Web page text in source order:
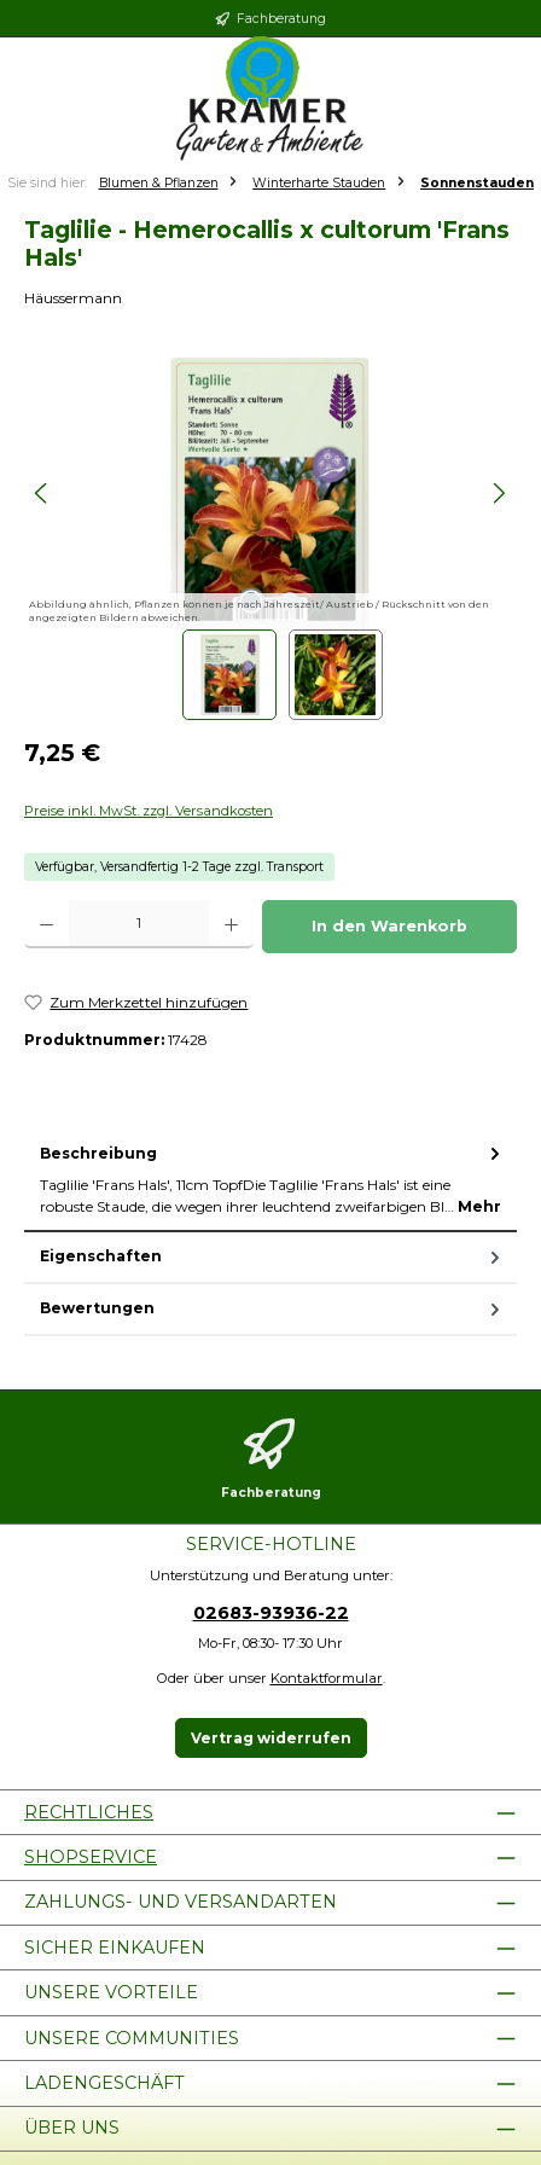
Zum Hauptinhalt springen Fachberatung
Sie sind hier: Blumen & Pflanzen Winterharte Stauden Sonnenstauden
Taglilie - Hemerocallis x cultorum 'Frans
Hals'
Häussermann
Bildergalerie überspringen
Abbildung ähnlich, Pflanzen können je nach Jahreszeit/ Austrieb / Rückschnitt von den
angezeigten Bildern abweichen.
Regulärer Preis:
7,25 €
Preise inkl. MwSt. zzgl. Versandkosten
Verfügbar, Versandfertig 1-2 Tage zzgl. Transport
Produkt Anzahl: Gib den gewünschten Wert ein oder benutze die
In den Warenkorb
Zum Merkzettel hinzufügen
Produktnummer: 17428
Beschreibung
Taglilie 'Frans Hals', 11cm TopfDie Taglilie 'Frans Hals' ist eine
robuste Staude, die wegen ihrer leuchtend zweifarbigen Bl… Mehr
Eigenschaften
Bewertungen
Fachberatung
SERVICE-HOTLINE
Unterstützung und Beratung unter:
02683-93936-22
Mo-Fr, 08:30- 17:30 Uhr
Oder über unser Kontaktformular.
Vertrag widerrufen
RECHTLICHES
SHOPSERVICE
ZAHLUNGS- UND VERSANDARTEN
SICHER EINKAUFEN
UNSERE VORTEILE
UNSERE COMMUNITIES
LADENGESCHÄFT
ÜBER UNS